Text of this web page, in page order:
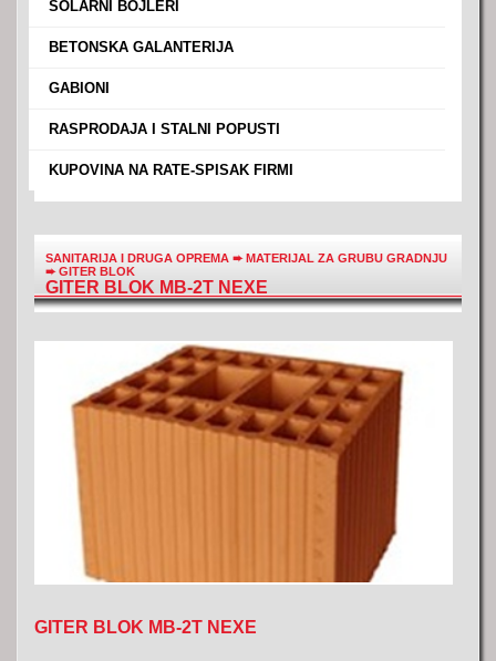
SOLARNI BOJLERI
BETONSKA GALANTERIJA
GABIONI
RASPRODAJA I STALNI POPUSTI
KUPOVINA NA RATE-SPISAK FIRMI
SANITARIJA I DRUGA OPREMA ➨MATERIJAL ZA GRUBU GRADNJU
➨GITER BLOK
GITER BLOK MB-2T NEXE
GITER BLOK MB-2T NEXE